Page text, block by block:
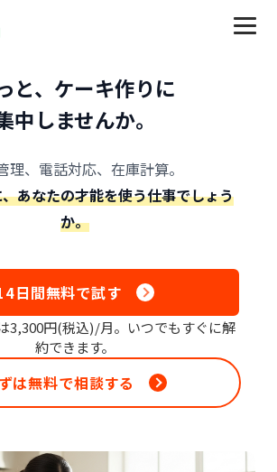
と、ケーキ作りに
中しませんか。
理、電話対応、在庫計算。
あなたの才能を使う仕事でしょう
か。
日間無料で試す
3,300円(税込)/月。いつでもすぐに解
約できます。
は無料で相談する